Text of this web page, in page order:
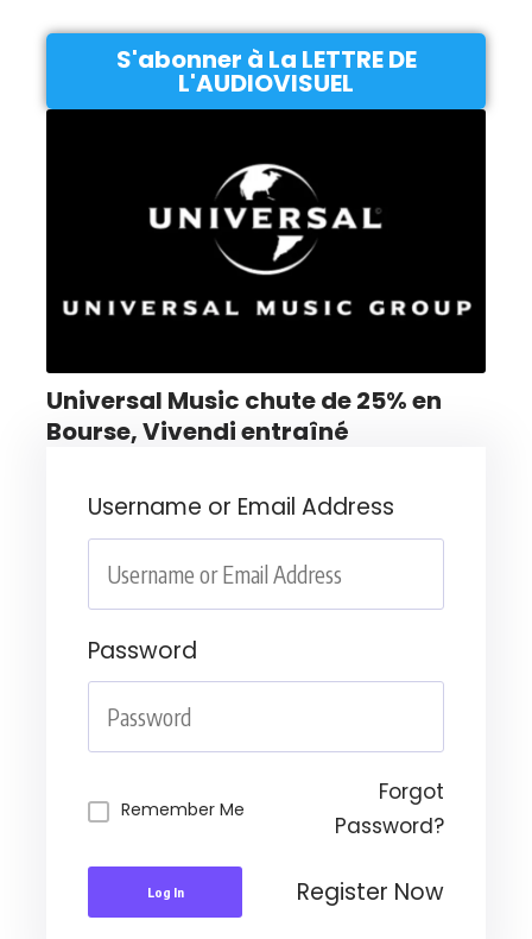
S'abonner à La LETTRE DE
L'AUDIOVISUEL
Universal Music chute de 25% en
Bourse, Vivendi entraîné
Username or Email Address
Password
Remember Me
Forgot
Password?
Log In Register Now